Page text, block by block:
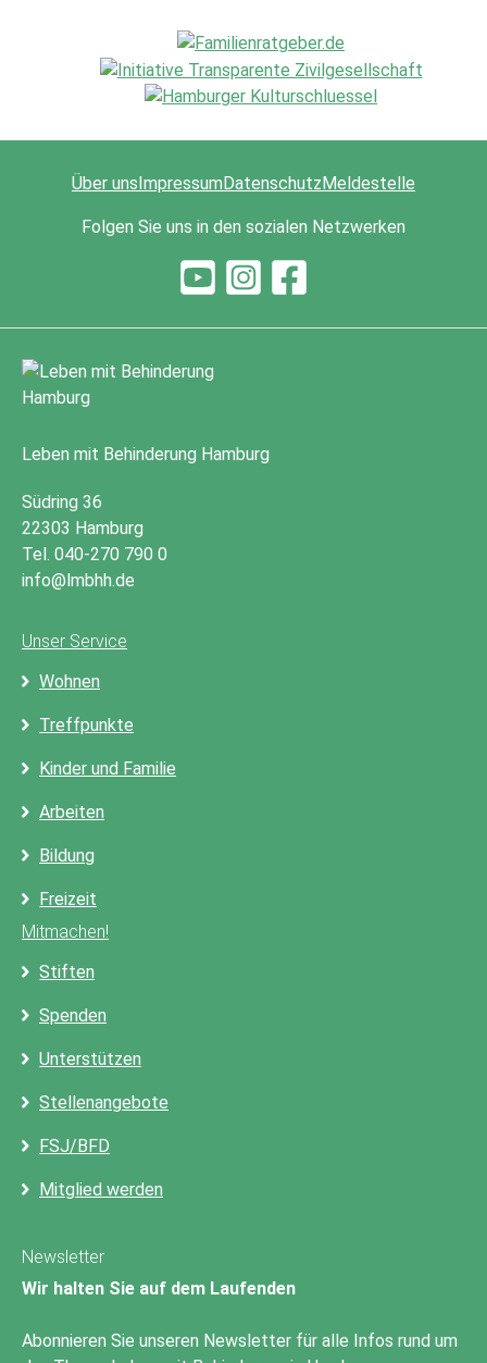
Über uns Impressum Datenschutz Meldestelle
Folgen Sie uns in den sozialen Netzwerken
Leben mit Behinderung Hamburg
Südring 36
22303 Hamburg
Tel. 040-270 790 0
info@lmbhh.de
Unser Service
Wohnen
Treffpunkte
Kinder und Familie
Arbeiten
Bildung
Freizeit
Mitmachen!
Stiften
Spenden
Unterstützen
Stellenangebote
FSJ/BFD
Mitglied werden
Newsletter
Wir halten Sie auf dem Laufenden
Abonnieren Sie unseren Newsletter für alle Infos rund um